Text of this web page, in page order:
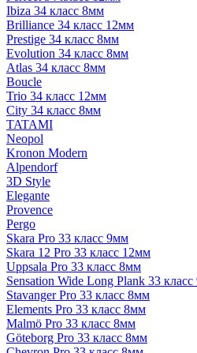
Ibiza 34 класс 8мм
Brilliance 34 класс 12мм
Prestige 34 класс 8мм
Evolution 34 класс 8мм
Atlas 34 класс 8мм
Boucle
Trio 34 класс 12мм
City 34 класс 8мм
TATAMI
Neopol
Kronon Modern
Alpendorf
3D Style
Elegante
Provence
Pergo
Skara Pro 33 класс 9мм
Skara 12 Pro 33 класс 12мм
Uppsala Pro 33 класс 8мм
Sensation Wide Long Plank 33
Stavanger Pro 33 класс 8мм
Elements Pro 33 класс 8мм
Malmö Pro 33 класс 8мм
Göteborg Pro 33 класс 8мм